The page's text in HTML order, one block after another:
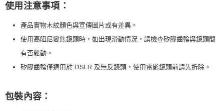
使用注意事項：
產品實物木紋顏色與宣傳圖片或有差異。
使用高阻尼變焦鏡頭時，如出現滑動情況，請檢查矽膠齒輪與鏡頭間
有否鬆動。
矽膠齒輪僅適用於 DSLR 及無反鏡頭，使用電影鏡頭前請先拆除。
包裝內容：